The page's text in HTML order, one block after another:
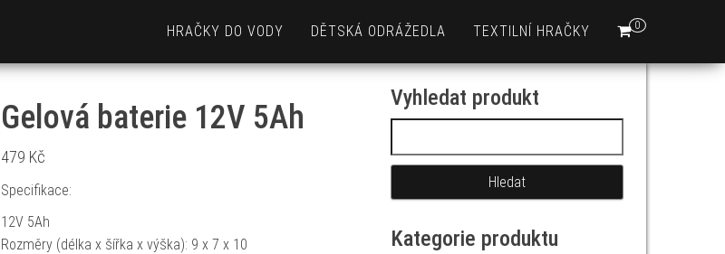
0
HRAČKY DO VODY DĚTSKÁ ODRÁŽEDLA TEXTILNÍ HRAČKY
Gelová baterie 12V 5Ah
479 Kč
Specifikace:
12V 5Ah
Rozměry (délka x šířka x výška): 9 x 7 x 10
Vyhledat produkt
Kategorie produktu